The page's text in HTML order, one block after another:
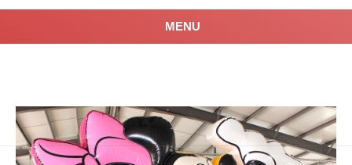
MENU